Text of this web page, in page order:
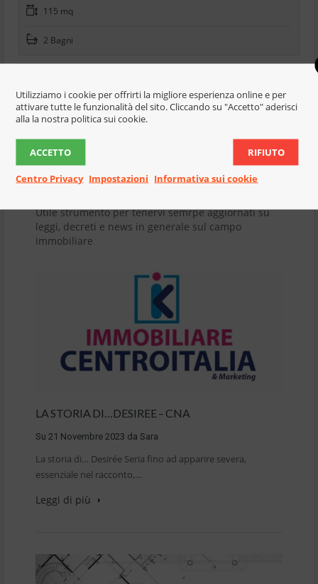
115 mq
2 Bagni
Primo Precedente 6 7 8 9
News - per essere sempre
informati
Utile strumento per tenervi semrpe aggiornati su
leggi, decreti e news in generale sul campo
immobiliare
LA STORIA DI…DESIREE – CNA
Su 21 Novembre 2023 da Sara
La storia di… Desirée Seria fino ad apparire severa,
essenziale nel racconto,…
Leggi di più
Utilizziamo i cookie per offrirti la migliore esperienza online e per
attivare tutte le funzionalità del sito. Cliccando su "Accetto" aderisci
alla la nostra politica sui cookie.
ACCETTO RIFIUTO
Centro Privacy Impostazioni Informativa sui cookie